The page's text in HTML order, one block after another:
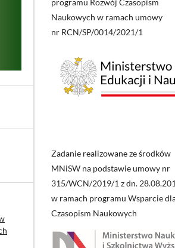
programu Rozwój Czasopism
Naukowych w ramach umowy
nr RCN/SP/0014/2021/1
Zadanie realizowane ze środków
MNiSW na podstawie umowy nr
315/WCN/2019/1 z dn.
w ramach programu Wsparcie
Czasopism Naukowych